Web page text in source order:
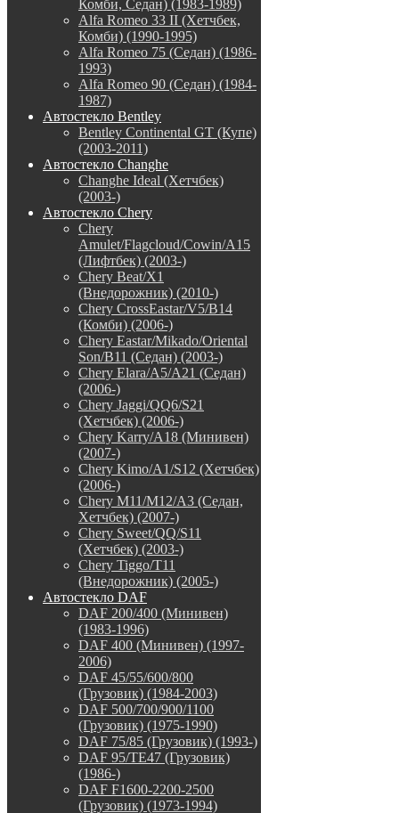
Комби, Седан) (1983-1989)
Alfa Romeo 33 II (Хетчбек,
Комби) (1990-1995)
Alfa Romeo 75 (Седан) (1986-
1993)
Alfa Romeo 90 (Седан) (1984-
1987)
Автостекло Bentley
Bentley Continental GT (Купе)
(2003-2011)
Автостекло Changhe
Changhe Ideal (Хетчбек)
(2003-)
Автостекло Chery
Chery
Amulet/Flagcloud/Cowin/A15
(Лифтбек) (2003-)
Chery Beat/X1
(Внедорожник) (2010-)
Chery CrossEastar/V5/B14
(Комби) (2006-)
Chery Eastar/Mikado/Oriental
Son/B11 (Седан) (2003-)
Chery Elara/A5/A21 (Седан)
(2006-)
Chery Jaggi/QQ6/S21
(Хетчбек) (2006-)
Chery Karry/A18 (Минивен)
(2007-)
Chery Kimo/A1/S12 (Хетчбек)
(2006-)
Chery M11/M12/A3 (Седан,
Хетчбек) (2007-)
Chery Sweet/QQ/S11
(Хетчбек) (2003-)
Chery Tiggo/T11
(Внедорожник) (2005-)
Автостекло DAF
DAF 200/400 (Минивен)
(1983-1996)
DAF 400 (Минивен) (1997-
2006)
DAF 45/55/600/800
(Грузовик) (1984-2003)
DAF 500/700/900/1100
(Грузовик) (1975-1990)
DAF 75/85 (Грузовик) (1993-)
DAF 95/TE47 (Грузовик)
(1986-)
DAF F1600-2200-2500
(Грузовик) (1973-1994)